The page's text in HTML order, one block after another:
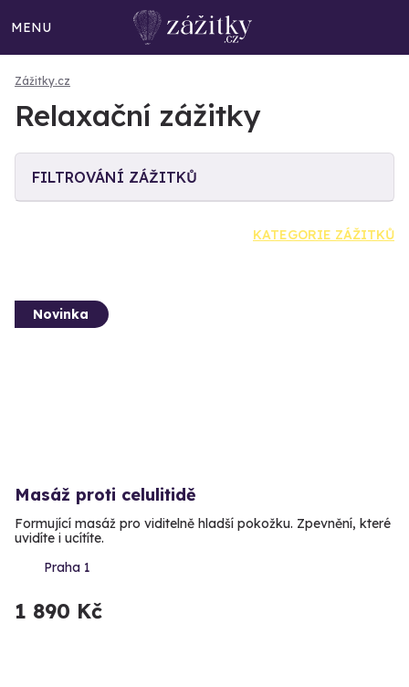
MENU
Zážitky.cz
Relaxační zážitky
FILTROVÁNÍ ZÁŽITKŮ
KATEGORIE ZÁŽITKŮ
Novinka
Masáž proti celulitidě
Formující masáž pro viditelně hladší pokožku. Zpevnění, které
uvidíte i ucítíte.
Praha 1
1 890 Kč